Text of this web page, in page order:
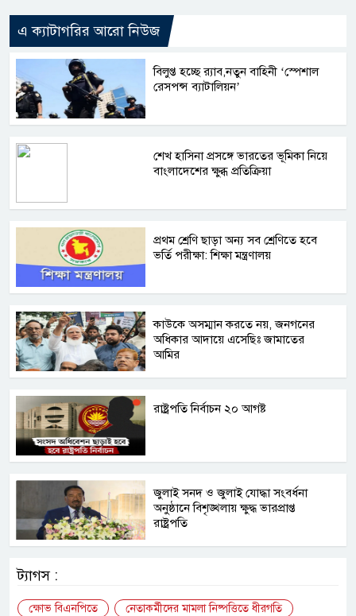
এ ক্যাটাগরির আরো নিউজ
বিলুপ্ত হচ্ছে র‍্যাব,নতুন বাহিনী ‘স্পেশাল
রেসপন্স ব্যাটালিয়ন’
শেখ হাসিনা প্রসঙ্গে ভারতের ভূমিকা নিয়ে
বাংলাদেশের ক্ষুব্ধ প্রতিক্রিয়া
প্রথম শ্রেণি ছাড়া অন্য সব শ্রেণিতে হবে
ভর্তি পরীক্ষা: শিক্ষা মন্ত্রণালয়
কাউকে অসম্মান করতে নয়, জনগনের
অধিকার আদায়ে এসেছিঃ জামাতের
আমির
রাষ্ট্রপতি নির্বাচন ২০ আগষ্ট
জুলাই সনদ ও জুলাই যোদ্ধা সংবর্ধনা
অনুষ্ঠানে বিশৃঙ্খলায় ক্ষুদ্ধ ভারপ্রাপ্ত
রাষ্ট্রপতি
ট্যাগস :
ক্ষোভ বিএনপিতে নেতাকর্মীদের মামলা নিষ্পত্তিতে ধীরগতি